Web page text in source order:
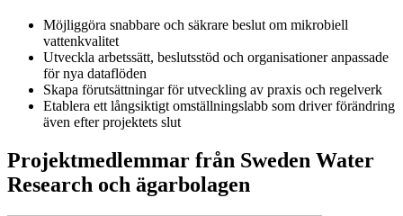
Möjliggöra snabbare och säkrare beslut om mikrobiell
vattenkvalitet
Utveckla arbetssätt, beslutsstöd och organisationer anpassade
för nya dataflöden
Skapa förutsättningar för utveckling av praxis och regelverk
Etablera ett långsiktigt omställningslabb som driver förändring
även efter projektets slut
Projektmedlemmar från Sweden Water
Research och ägarbolagen